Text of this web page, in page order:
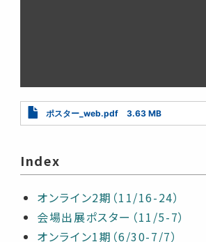
Document
ポスター_web.pdf 3.63 MB
Index
オンライン2期（11/16-24）
会場出展ポスター（11/5-7）
オンライン1期（6/30-7/7）